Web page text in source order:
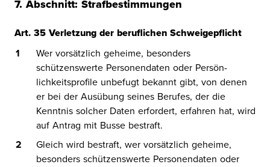
7. Abschnitt: Strafbestimmungen
Art. 35 Verletzung der berufichen Schweigepficht
Wer vorsätzlich geheime, besonders
schützenswerte Personendaten oder Persön­
lichkeitsprofile unbefugt bekannt gibt, von denen
er bei der Ausübung seines Berufes, der die
Kenntnis solcher Daten erfordert, erfahren hat, wird
auf Antrag mit Busse bestraft.
Gleich wird bestraft, wer vorsätzlich geheime,
besonders schützenswerte Personendaten oder